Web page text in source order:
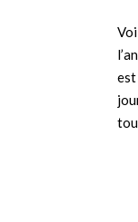
est